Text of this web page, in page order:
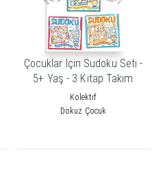
Çocuklar İçin Sudoku Seti -
5+ Yaş - 3 Kitap Takım
Kolektif
Dokuz Çocuk